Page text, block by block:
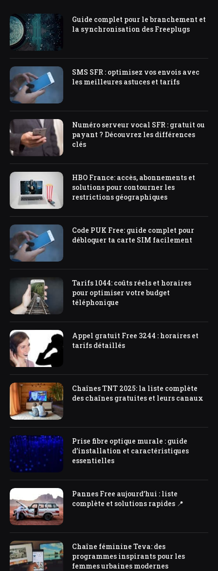
Guide complet pour le branchement et
la synchronisation des Freeplugs
SMS SFR : optimisez vos envois avec
les meilleures astuces et tarifs
Numéro serveur vocal SFR : gratuit ou
payant ? Découvrez les différences
clés
HBO France: accès, abonnements et
solutions pour contourner les
restrictions géographiques
Code PUK Free: guide complet pour
débloquer ta carte SIM facilement
Tarifs 1044: coûts réels et horaires
pour optimiser votre budget
téléphonique
Appel gratuit Free 3244 : horaires et
tarifs détaillés
Chaînes TNT 2025: la liste complète
des chaînes gratuites et leurs canaux
Prise fibre optique murale : guide
d’installation et caractéristiques
essentielles
Pannes Free aujourd’hui : liste
complète et solutions rapides 📍
Chaîne féminine Teva: des
programmes inspirants pour les
femmes urbaines modernes